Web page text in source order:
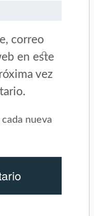
correo
en este
vez
nueva